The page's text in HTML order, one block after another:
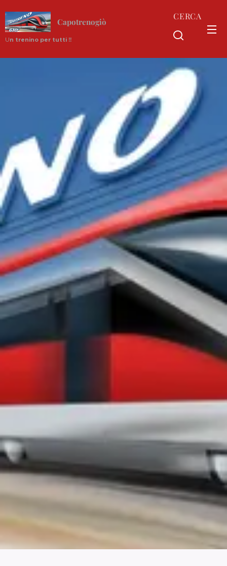
Capotrenogiò
Un trenino per tutti !!
CERCA